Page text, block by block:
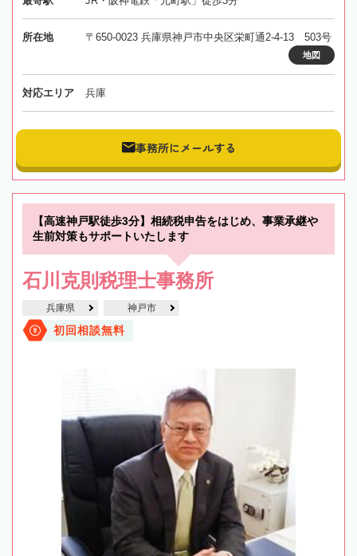
所在地 〒650-0023 兵庫県神戸市中央区栄町通2-4-13 503号
地図
対応エリア 兵庫
事務所にメールする
【高速神戸駅徒歩3分】相続税申告をはじめ、事業承継や
生前対策もサポートいたします
石川克則税理士事務所
兵庫県 神戸市
初回相談無料